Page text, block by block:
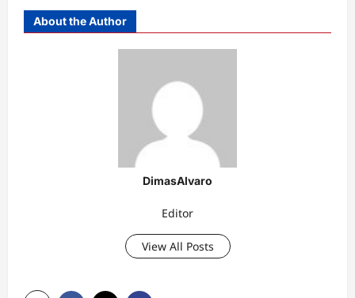
About the Author
DimasAlvaro
Editor
View All Posts